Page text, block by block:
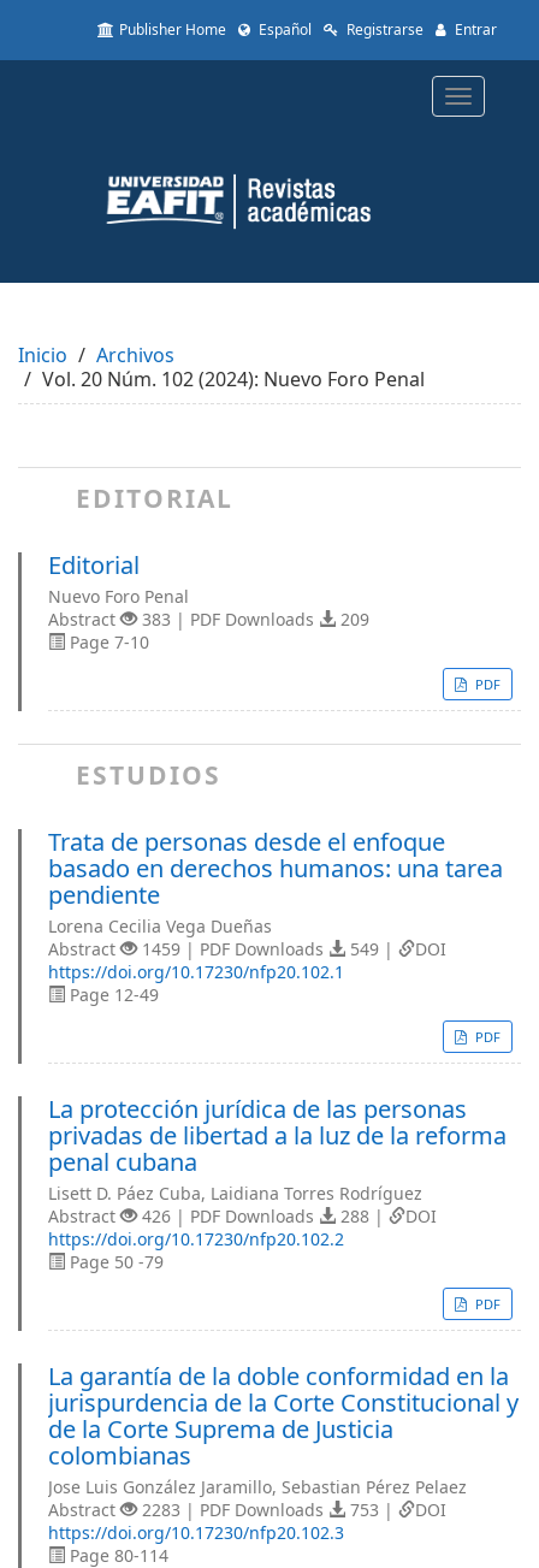
to
Content
Sidebar
Publisher Home Español Registrarse Entrar
Toggle
Inicio
Archivos
Vol. 20 Núm. 102 (2024): Nuevo Foro Penal
EDITORIAL
Editorial
Nuevo Foro Penal
Abstract
383 | PDF Downloads
209
Page 7-10
PDF
ESTUDIOS
Trata de personas desde el enfoque
basado en derechos humanos: una tarea
pendiente
Lorena Cecilia Vega Dueñas
Abstract
1459 | PDF Downloads 549 |
DOI
https://doi.org/10.17230/nfp20.102.1
Page 12-49
PDF
La protección jurídica de las personas
privadas de libertad a la luz de la reforma
penal cubana
Lisett D. Páez Cuba, Laidiana Torres Rodríguez
Abstract
426 | PDF Downloads 288 |
DOI
https://doi.org/10.17230/nfp20.102.2
Page 50 -79
PDF
La garantía de la doble conformidad en la
jurispurdencia de la Corte Constitucional y
de la Corte Suprema de Justicia
colombianas
Jose Luis González Jaramillo, Sebastian Pérez Pelaez
Abstract
2283 | PDF Downloads 753 |
DOI
https://doi.org/10.17230/nfp20.102.3
Page 80-114